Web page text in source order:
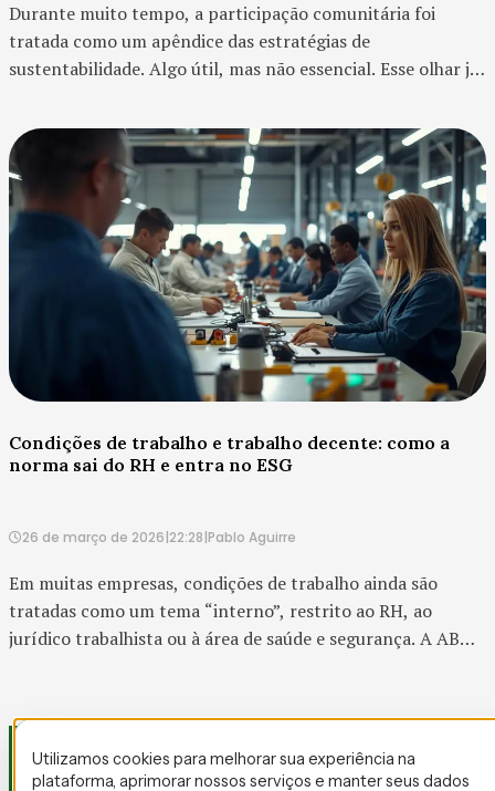
Durante muito tempo, a participação comunitária foi
tratada como um apêndice das estratégias de
sustentabilidade. Algo útil, mas não essencial. Esse olhar já
sustent...
Condições de trabalho e trabalho decente: como a
norma sai do RH e entra no ESG
26 de março de 2026|22:28|Pablo Aguirre
Em muitas empresas, condições de trabalho ainda são
tratadas como um tema “interno”, restrito ao RH, ao
jurídico trabalhista ou à área de saúde e segurança. A ABNT
Utilizamos cookies para melhorar sua experiência na
plataforma, aprimorar nossos serviços e manter seus dados